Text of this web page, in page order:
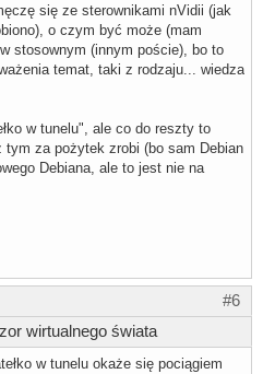
się ze sterownikami nVidii (jak
o czym być może (mam
stosownym (innym poście), bo to
temat, taki z rodzaju... wiedza
w tunelu", ale co do reszty to
za pożytek zrobi (bo sam Debian
Debiana, ale to jest nie na
#6
wirtualnego świata
w tunelu okaże się pociągiem